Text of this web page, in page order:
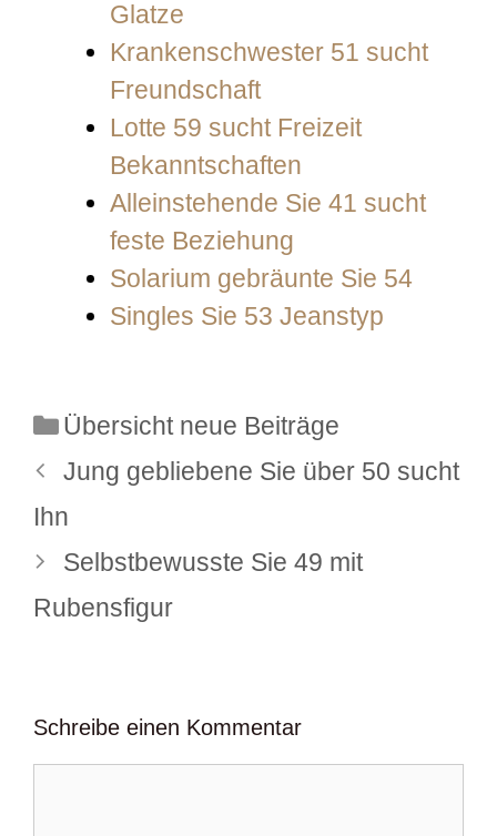
Glatze
Krankenschwester 51 sucht
Freundschaft
Lotte 59 sucht Freizeit
Bekanntschaften
Alleinstehende Sie 41 sucht
feste Beziehung
Solarium gebräunte Sie 54
Singles Sie 53 Jeanstyp
Kategorien
Übersicht neue Beiträge
Jung gebliebene Sie über 50 sucht
Ihn
Selbstbewusste Sie 49 mit
Rubensfigur
Schreibe einen Kommentar